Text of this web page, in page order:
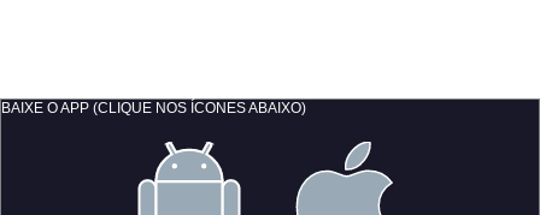
BAIXE O APP (CLIQUE NOS ÍCONES ABAIXO)